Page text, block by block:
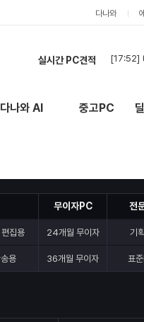
다나와
실시간 PC견적 [17:30]
[18:25]
[17:54]
[17:52]
나와 AI 중고PC
집용
용
무이자PC
24개월 무이자
36개월 무이자
전
기
표